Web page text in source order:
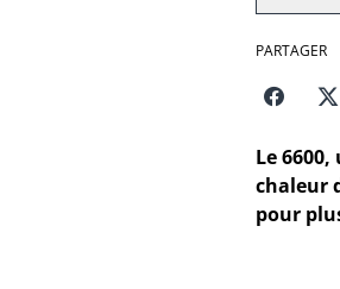
PARTAGER
Le
chaleur
pour